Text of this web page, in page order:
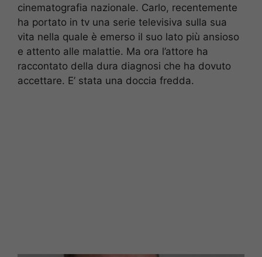
cinematografia nazionale. Carlo, recentemente
ha portato in tv una serie televisiva sulla sua
vita nella quale è emerso il suo lato più ansioso
e attento alle malattie. Ma ora l’attore ha
raccontato della dura diagnosi che ha dovuto
accettare. E’ stata una doccia fredda.